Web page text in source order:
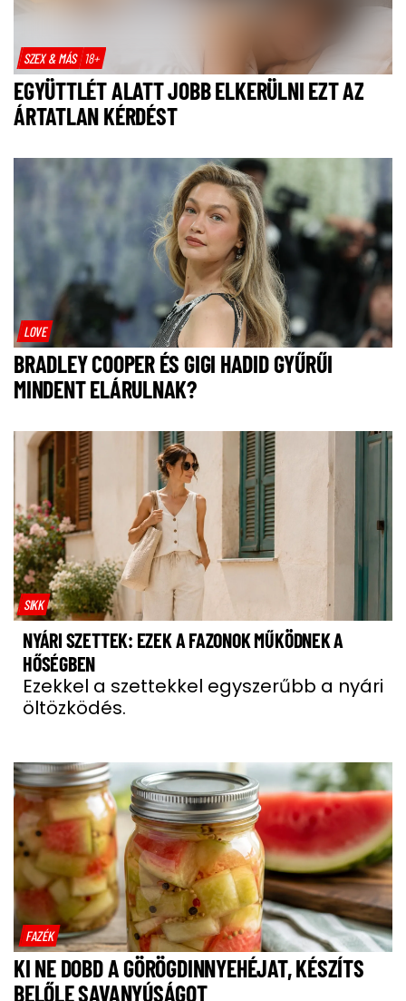
SZEX & MÁS 18+
EGYÜTTLÉT ALATT JOBB ELKERÜLNI EZT AZ
ÁRTATLAN KÉRDÉST
LOVE
BRADLEY COOPER ÉS GIGI HADID GYŰRŰI
MINDENT ELÁRULNAK?
SIKK
NYÁRI SZETTEK: EZEK A FAZONOK MŰKÖDNEK A
HŐSÉGBEN
Ezekkel a szettekkel egyszerűbb a nyári
öltözködés.
FAZÉK
KI NE DOBD A GÖRÖGDINNYEHÉJAT, KÉSZÍTS
BELŐLE SAVANYÚSÁGOT